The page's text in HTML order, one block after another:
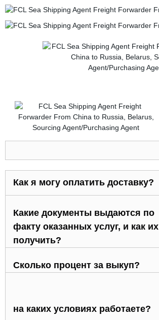
Как я могу оплатить доставку?
Какие документы выдаются по
факту оказанных услуг, и как их
получить?
Сколько процент за выкуп?
на каких условиях работаете?